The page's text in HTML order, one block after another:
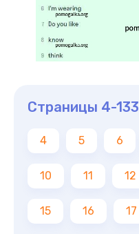
Страницы 4-133
4 5 6
10 11 12
15 16 17